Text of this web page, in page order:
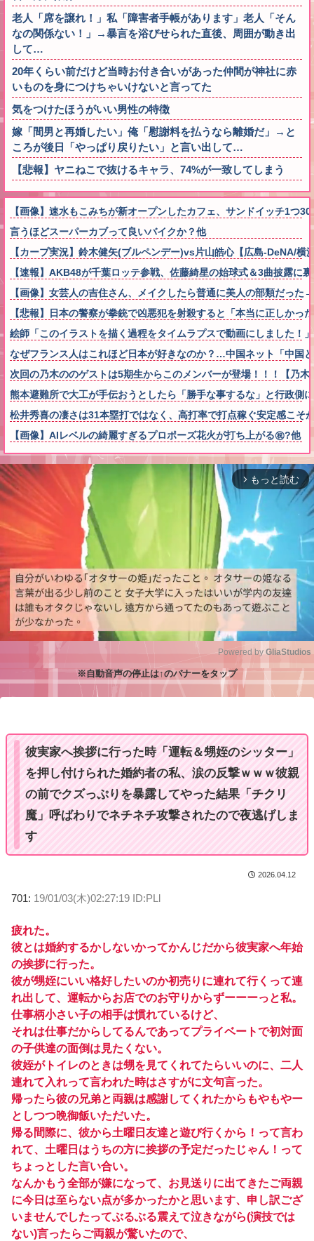
老人「席を譲れ！」私「障害者手帳があります」老人「そん
なの関係ない！」→暴言を浴びせられた直後、周囲が動き出
して…
20年くらい前だけど当時お付き合いがあった仲間が神社に赤
いものを身につけちゃいけないと言ってた
気をつけたほうがいい男性の特徴
嫁「間男と再婚したい」俺「慰謝料を払うなら離婚だ」→と
ころが後日「やっぱり戻りたい」と言い出して…
【悲報】ヤニねこで抜けるキャラ、74%が一致してしまう
【画像】速水もこみちが新オープンしたカフェ、サンドイッチ1
言うほどスーパーカブって良いバイクか？他
【カープ実況】鈴木健矢(ブルペンデー)vs片山皓心【広島-DeNA/横
【速報】AKB48が千葉ロッテ参戦、佐藤綺星の始球式＆3曲披露に
【画像】女芸人の吉住さん、メイクしたら普通に美人の部類だっ
【悲報】日本の警察が拳銃で凶悪犯を射殺すると「本当に正しかっ
絵師「このイラストを描く過程をタイムラプスで動画にしました！
なぜフランス人はこれほど日本が好きなのか？…中国ネット「中国
次回の乃木ののゲストは5期生からこのメンバーが登場！！！【乃木
熊本避難所で大工が手伝おうとしたら「勝手な事するな」と行政
松井秀喜の凄さは31本塁打ではなく、高打率で打点稼ぐ安定感こそ
【画像】AIレベルの綺麗すぎるプロポーズ花火が打ち上がる㊗?他
arrow_forward_ios もっと読む
M
Powered by GliaStudios
※自動音声の停止は↑のバナーをタップ
彼実家へ挨拶に行った時「運転＆甥姪のシッター」
を押し付けられた婚約者の私、涙の反撃ｗｗｗ彼親
の前でクズっぷりを暴露してやった結果「チクリ
魔」呼ばわりでネチネチ攻撃されたので夜逃げしま
す
2026.04.12
701: 19/01/03(木)02:27:19 ID:PLl
疲れた。
彼とは婚約するかしないかってかんじだから彼実家へ年始
の挨拶に行った。
彼が甥姪にいい格好したいのか初売りに連れて行くって連
れ出して、運転からお店でのお守りからずーーーっと私。
仕事柄小さい子の相手は慣れているけど、
それは仕事だからしてるんであってプライベートで初対面
の子供達の面倒は見たくない。
彼姪がトイレのときは甥を見てくれてたらいいのに、二人
連れて入れって言われた時はさすがに文句言った。
帰ったら彼の兄弟と両親は感謝してくれたからもやもやー
としつつ晩御飯いただいた。
帰る間際に、彼から土曜日友達と遊び行くから！って言わ
れて、土曜日はうちの方に挨拶の予定だったじゃん！って
ちょっとした言い合い。
なんかもう全部が嫌になって、お見送りに出てきたご両親
に今日は至らない点が多かったかと思います、申し訳ござ
いませんでしたってぶるぶる震えて泣きながら(演技では
ない)言ったらご両親が驚いたので、